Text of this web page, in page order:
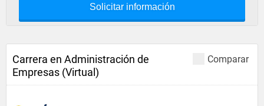
Solicitar información
Comparar
Carrera en Administración de
Empresas (Virtual)